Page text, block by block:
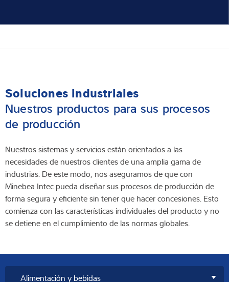
Soluciones industriales
Nuestros productos para sus procesos
de producción
Nuestros sistemas y servicios están orientados a las
necesidades de nuestros clientes de una amplia gama de
industrias. De este modo, nos aseguramos de que con
Minebea Intec pueda diseñar sus procesos de producción de
forma segura y eficiente sin tener que hacer concesiones. Esto
comienza con las características individuales del producto y no
se detiene en el cumplimiento de las normas globales.